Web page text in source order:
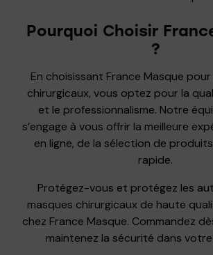
Pourquoi Choisir
?
En choisissant France Masque
chirurgicaux, vous optez pour la
et le professionnalisme. Notre
s’engage à vous offrir la meilleure
en ligne, de la sélection de
rapide.
Protégez-vous et protégez les
masques chirurgicaux de haute
chez France Masque. Commandez
maintenez la sécurité dans